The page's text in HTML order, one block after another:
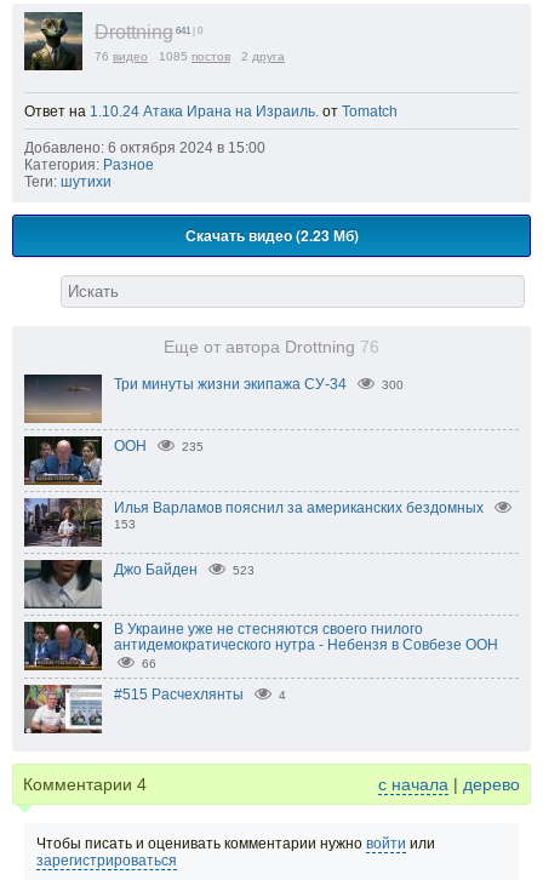
Drottning 641 | 0
76 видео 1085 постов 2 друга
Ответ на 1.10.24 Атака Ирана на Израиль. от Tomatch
Добавлено: 6 октября 2024 в 15:00
Категория: Разное
Теги: шутихи
Скачать видео (2.23 Мб)
Еще от автора Drottning 76
Три минуты жизни экипажа СУ-34 300
ООН 235
Илья Варламов пояснил за американских бездомных
153
Джо Байден 523
В Украине уже не стесняются своего гнилого
антидемократического нутра - Небензя в Совбезе ООН
66
#515 Расчехлянты 4
Комментарии 4 с начала | дерево
Чтобы писать и оценивать комментарии нужно войти или
зарегистрироваться